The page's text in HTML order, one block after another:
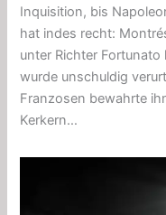
Inquisition, bis
hat indes recht:
unter Richter
wurde unschuldig
Franzosen bewahrte
Kerkern…